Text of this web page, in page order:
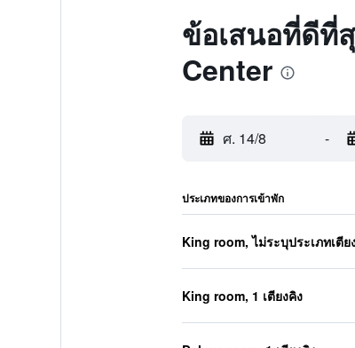
ข้อเสนอที่ดีที่
Center
ศ. 14/8 -
ประเภทของการเข้าพัก
King room, ไม่ระบุประเภทเตีย
King room, 1 เตียงคิง